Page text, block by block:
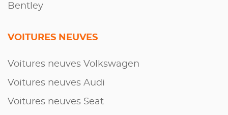
Bentley
VOITURES NEUVES
Voitures neuves Volkswagen
Voitures neuves Audi
Voitures neuves Seat